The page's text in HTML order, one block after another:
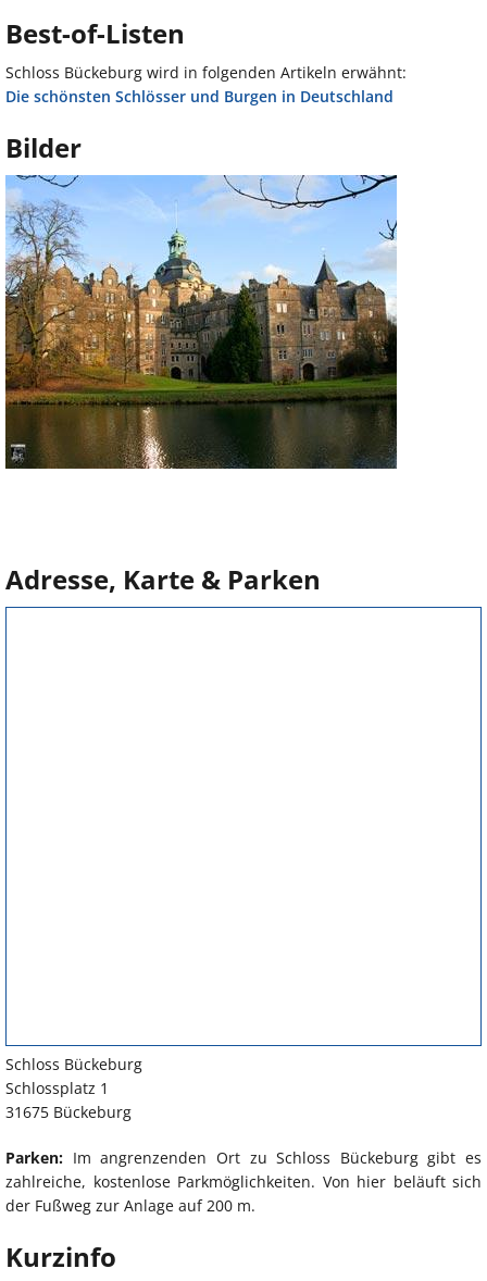
Best-of-Listen
Schloss Bückeburg wird in folgenden Artikeln erwähnt:
Die schönsten Schlösser und Burgen in Deutschland
Bilder
Adresse, Karte & Parken
Schloss Bückeburg
Schlossplatz 1
31675 Bückeburg
Parken: Im angrenzenden Ort zu Schloss Bückeburg gibt es
zahlreiche, kostenlose Parkmöglichkeiten. Von hier beläuft sich
der Fußweg zur Anlage auf 200 m.
Kurzinfo